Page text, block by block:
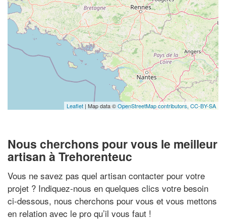
Leaflet | Map data ©OpenStreetMap contributors, CC-BY-SA
Nous cherchons pour vous le meilleur
artisan à Trehorenteuc
Vous ne savez pas quel artisan contacter pour votre
projet ? Indiquez-nous en quelques clics votre besoin
ci-dessous, nous cherchons pour vous et vous mettons
en relation avec le pro qu’il vous faut !